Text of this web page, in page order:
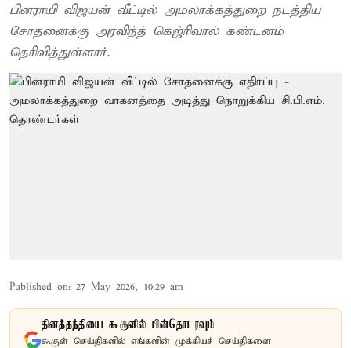
பினராயி விஜயன் வீட்டில் அமலாக்கத்துறை நடத்திய
சோதனைக்கு அரவிந்த் கெஜ்ரிவால் கண்டனம்
தெரிவித்துள்ளார்.
Published on: 27 May 2026, 10:29 am
தினத்தந்தியை கூகுளில் பின்தொடரவும்
கூகுள் செய்திகளில் எங்களின் முக்கியச் செய்திகளை